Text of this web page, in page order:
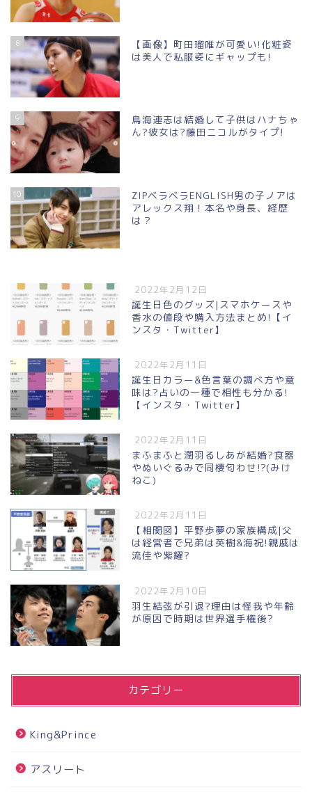
8
【画像】町田瑠唯が可愛い!化粧姿
は美人で私服姿にギャップも!
9
鳥海連志は結婚して子供はハナちゃ
ん?彼女は?藤田ニコルがタイプ!
10
ZIPベラベラENGLISH男の子ノアは
アレックス翔！本名や身長、経歴
は？
2022年2月12日
誕生日色のグッズ|スマホケースや
香水の値段や購入方法まとめ!【イ
ンスタ・Twitter】
2022年2月11日
誕生日カラー&色言葉の調べ方や意
味は?占いの一種で相性も分かる!
【インスタ・Twitter】
2022年2月11日
まふまふと潤羽るしあが結婚?食器
やぬいぐるみで同棲匂わせ!?(みけ
ねこ)
2022年2月11日
【相関図】平野歩夢の家族構成|父
は経営者で兄弟は英樹&海祝!親戚は
流佳や紫耀?
2022年2月10日
羽生結弦が引退?理由は怪我や年齢
が原因で時期は世界選手権後?
カテゴリー
King&Prince
アスリート